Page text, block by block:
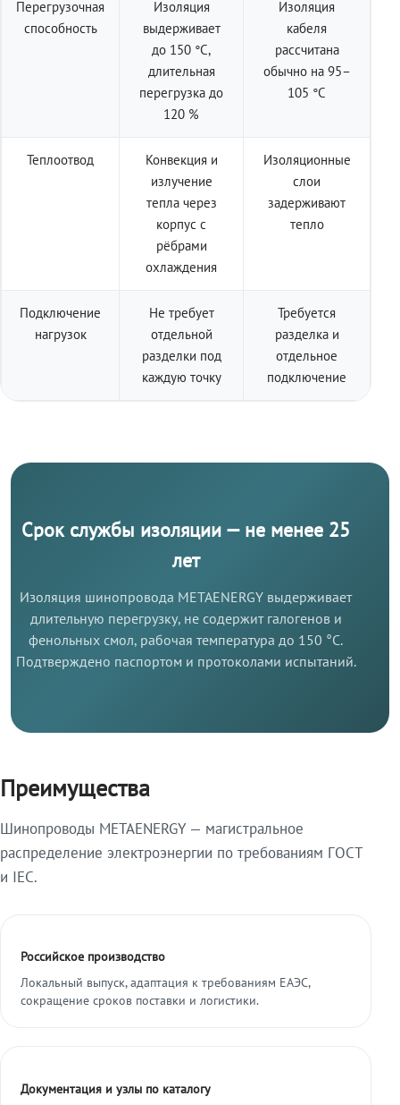
Перегрузочная
способность
Изоляция
выдерживает
до 150 °C,
длительная
перегрузка до
120 %
Изоляция
кабеля
рассчитана
обычно на 95–
105 °C
Теплоотвод
Конвекция и
излучение
тепла через
корпус с
рёбрами
охлаждения
Изоляционные
слои
задерживают
тепло
Подключение
нагрузок
Не требует
отдельной
разделки под
каждую точку
Требуется
разделка и
отдельное
подключение
Срок службы изоляции — не менее 25
лет
Изоляция шинопровода METAENERGY выдерживает
длительную перегрузку, не содержит галогенов и
фенольных смол, рабочая температура до 150 °C.
Подтверждено паспортом и протоколами испытаний.
Преимущества
Шинопроводы METAENERGY — магистральное
распределение электроэнергии по требованиям ГОСТ
и IEC.
Российское производство
Локальный выпуск, адаптация к требованиям ЕАЭС,
сокращение сроков поставки и логистики.
Документация и узлы по каталогу